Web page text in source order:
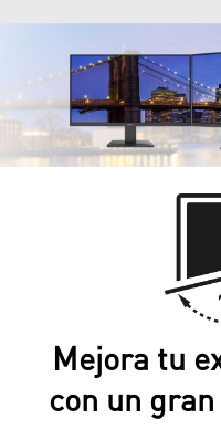
Mejora tu
con un